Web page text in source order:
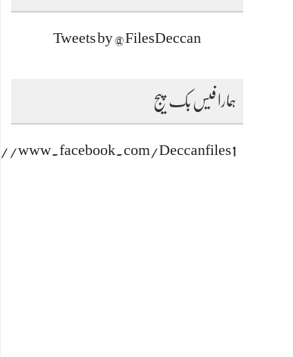
Tweets by @FilesDeccan
ہمارا فیس بک پیج
www.facebook.com/Deccanfiles1